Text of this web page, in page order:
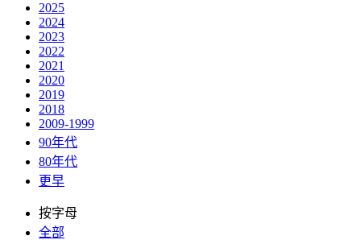
2025
2024
2023
2022
2021
2020
2019
2018
2009-1999
90年代
80年代
更早
按字母
全部